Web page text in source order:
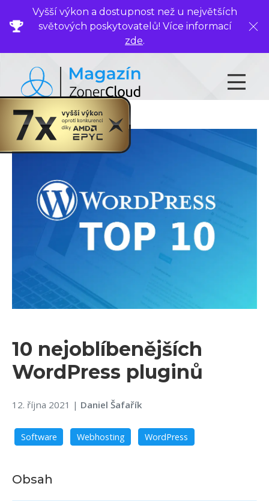
Vyšší výkon a dostupnost než u největších
světových poskytovatelů! Více informací
zde.
10 nejoblíbenějších
WordPress pluginů
12. října 2021 | Daniel Šafařík
Software Webhosting WordPress
Obsah